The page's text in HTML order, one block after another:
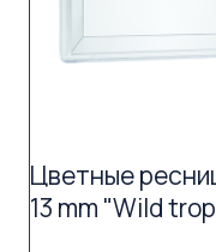
Цветные
13 mm "Wild